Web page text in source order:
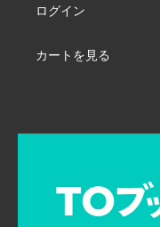
ログイン
カートを見る